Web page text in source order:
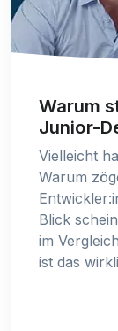
Warum
Junior-
Vielleicht
Warum
Blick
im
ist das